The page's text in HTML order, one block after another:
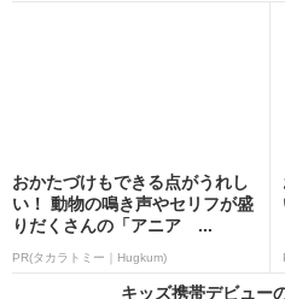
おかたづけもできる点がうれし
い！ 動物の鳴き声やセリフが盛
りだくさんの「アニア ...
PR(タカラトミー｜Hugkum)
キッズ携帯デビュー